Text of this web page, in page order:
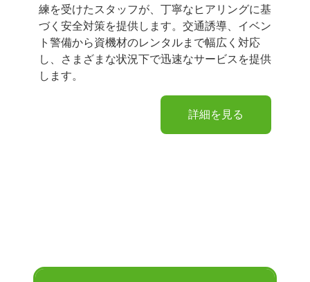
練を受けたスタッフが、丁寧なヒアリングに基
づく安全対策を提供します。交通誘導、イベン
ト警備から資機材のレンタルまで幅広く対応
し、さまざまな状況下で迅速なサービスを提供
します。
詳細を見る